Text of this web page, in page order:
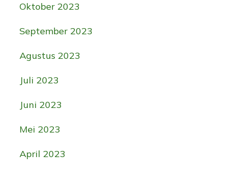
Oktober 2023
September 2023
Agustus 2023
Juli 2023
Juni 2023
Mei 2023
April 2023